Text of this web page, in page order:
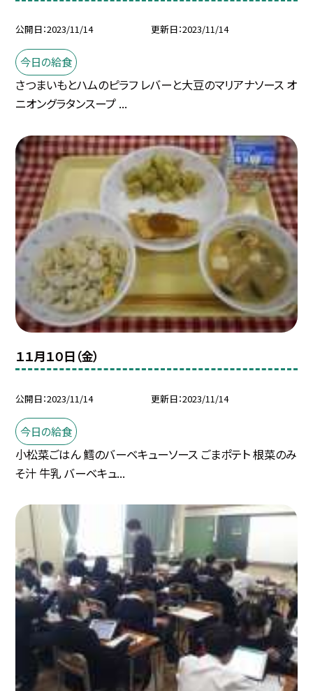
公開日 2023/11/14 更新日 2023/11/14
今日の給食
さつまいもとハムのピラフ レバーと大豆のマリアナソース オ
ニオングラタンスープ ...
１１月１０日（金）
公開日 2023/11/14 更新日 2023/11/14
今日の給食
小松菜ごはん 鱈のバーベキューソース ごまポテト 根菜のみ
そ汁 牛乳 バーベキュ...